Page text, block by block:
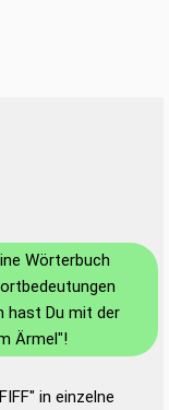
Wörterbuch
hast Du mit der
Ärmel"!
in einzelne